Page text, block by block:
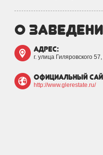
о
адрес:
г. улица Гиляровского
официальный
http://www.glerestate.ru/